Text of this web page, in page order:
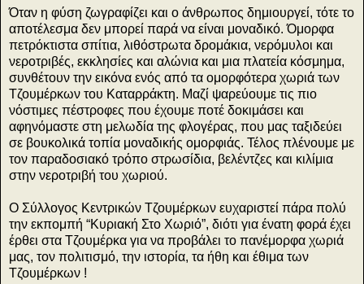
Όταν η φύση ζωγραφίζει και ο άνθρωπος δημιουργεί, τότε το
αποτέλεσμα δεν μπορεί παρά να είναι μοναδικό. Όμορφα
πετρόκτιστα σπίτια, λιθόστρωτα δρομάκια, νερόμυλοι και
νεροτριβές, εκκλησίες και αλώνια και μια πλατεία κόσμημα,
συνθέτουν την εικόνα ενός από τα ομορφότερα χωριά των
Τζουμέρκων του Καταρράκτη. Μαζί ψαρεύουμε τις πιο
νόστιμες πέστροφες που έχουμε ποτέ δοκιμάσει και
αφηνόμαστε στη μελωδία της φλογέρας, που μας ταξιδεύει
σε βουκολικά τοπία μοναδικής ομορφιάς. Τέλος πλένουμε με
τον παραδοσιακό τρόπο στρωσίδια, βελέντζες και κιλίμια
στην νεροτριβή του χωριού.
O Σύλλογος Κεντρικών Τζουμέρκων ευχαριστεί πάρα πολύ
την εκπομπή “Κυριακή Στο Χωριό”, διότι για ένατη φορά έχει
έρθει στα Τζουμέρκα για να προβάλει το πανέμορφα χωριά
μας, τον πολιτισμό, την ιστορία, τα ήθη και έθιμα των
Τζουμέρκων !